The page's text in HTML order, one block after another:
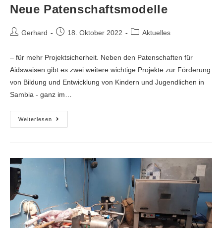
Neue Patenschaftsmodelle
Gerhard 18. Oktober 2022 Aktuelles
– für mehr Projektsicherheit. Neben den Patenschaften für
Aidswaisen gibt es zwei weitere wichtige Projekte zur Förderung
von Bildung und Entwicklung von Kindern und Jugendlichen in
Sambia - ganz im…
Weiterlesen